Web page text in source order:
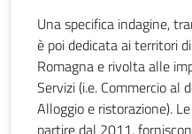
Una specifica indagine,
è poi dedicata ai territori
Romagna e rivolta alle
Servizi (i.e. Commercio al
Alloggio e ristorazione).
partire dal 2011,